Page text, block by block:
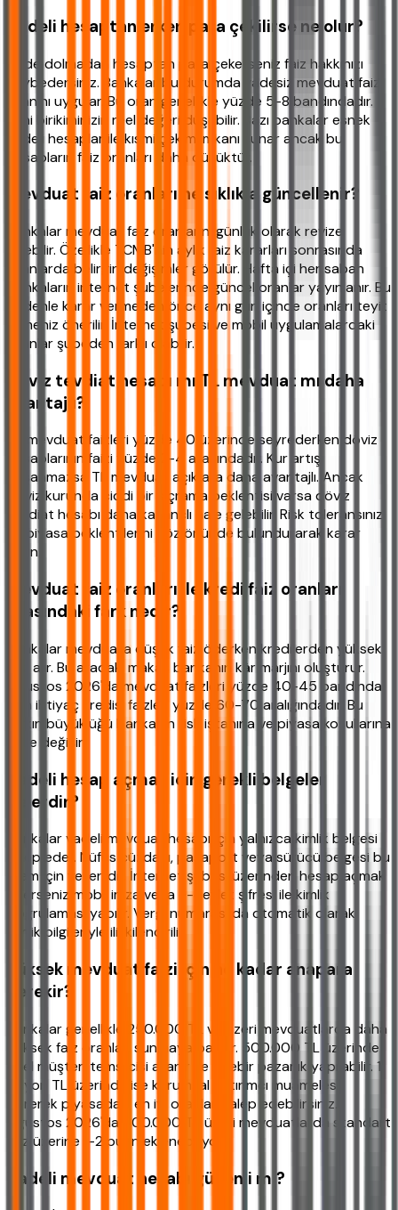
Vadeli hesaptan erken para çekilirse ne olur?
Vade dolmadan hesaptan para çekerseniz faiz hakkınızı
kaybedersiniz. Bankalar bu durumda vadesiz mevduat faiz
oranını uygular. Bu oran genellikle yüzde 5-8 bandındadır.
Yani birikiminizin reel değeri düşebilir. Bazı bankalar esnek
vadeli hesaplar ile kısmi çekim imkanı sunar ancak bu
hesapların faiz oranları daha düşüktür.
Mevduat faiz oranları ne sıklıkla güncellenir?
Bankalar mevduat faiz oranlarını günlük olarak revize
edebilir. Özellikle TCMB'nin aylık faiz kararları sonrasında
oranlarda belirgin değişimler görülür. Hafta içi her sabah
bankaların internet şubelerinde güncel oranlar yayınlanır. Bu
nedenle karar vermeden önce aynı gün içinde oranları teyit
etmeniz önerilir. İnternet şubesi ve mobil uygulamalardaki
oranlar şubeden farklı olabilir.
Döviz tevdiat hesabı mı TL mevduat mı daha
avantajlı?
TL mevduat faizleri yüzde 40 üzerinde seyrederken döviz
hesaplarının faizi yüzde 2-4 arasındadır. Kur artışı
yaşanmazsa TL mevduat açık ara daha avantajlı. Ancak
döviz kurunda ciddi bir sıçrama beklentisi varsa döviz
tevdiat hesabı daha kazançlı hale gelebilir. Risk toleransınızı
ve piyasa beklentilerini göz önünde bulundurarak karar
verin.
Mevduat faiz oranları ile kredi faiz oranları
arasındaki fark nedir?
Bankalar mevduata düşük faiz öderken kredilerden yüksek
faiz alır. Bu aradaki makas bankanın kâr marjını oluşturur.
Ağustos 2026'da mevduat faizleri yüzde 40-45 bandında
iken ihtiyaç kredisi faizleri yüzde 60-70 aralığındadır. Bu
farkın büyüklüğü bankanın risk iştahına ve piyasa koşullarına
göre değişir.
Vadeli hesap açmak için gerekli belgeler
nelerdir?
Bankalar vadeli mevduat hesabı için yalnızca kimlik belgesi
talep eder. Nüfus cüzdanı, pasaport veya sürücü belgesi bu
işlem için yeterlidir. İnternet şubesi üzerinden hesap açmak
isterseniz mobil imza veya e-devlet şifresi ile kimlik
doğrulaması yapılır. Vergi numarası da otomatik olarak
kimlik bilgileriyle ilişkilendirilir.
Yüksek mevduat faizi için ne kadar anapara
gerekir?
Bankalar genellikle 250.000 TL ve üzeri mevduatlarda daha
yüksek faiz oranları sunmaya başlar. 500.000 TL üzerinde
özel müşteri temsilcisi atanır ve birebir pazarlık yapılabilir. 1
milyon TL üzerinde ise kurumsal yatırımcı muamelesi
görerek piyasadaki en iyi oranları talep edebilirsiniz.
Ağustos 2026'da 500.000 TL üzeri mevduatlarda standart
faiz üzerine 1-2 puan eklenebiliyor.
Vadeli mevduat hesabı güvenli mi?